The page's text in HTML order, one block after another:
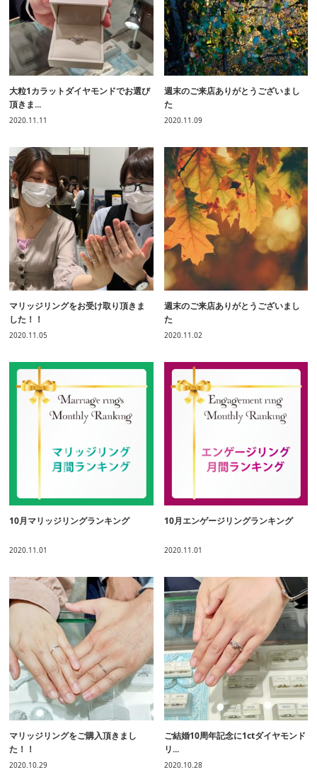
大粒1カラットダイヤモンドでお選び
頂きま...
2020.11.11
週末のご来店ありがとうございまし
た
2020.11.09
マリッジリングをお受け取り頂きま
した！！
2020.11.05
週末のご来店ありがとうございまし
た
2020.11.02
10月マリッジリングランキング
2020.11.01
10月エンゲージリングランキング
2020.11.01
マリッジリングをご購入頂きまし
た！！
2020.10.29
ご結婚10周年記念に1ctダイヤモンド
リ...
2020.10.28